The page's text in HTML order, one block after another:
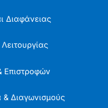
Διαφάνειας
Επιστροφών
& Διαγωνισμούς